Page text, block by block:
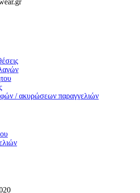
/ ακυρώσεων παραγγελιών